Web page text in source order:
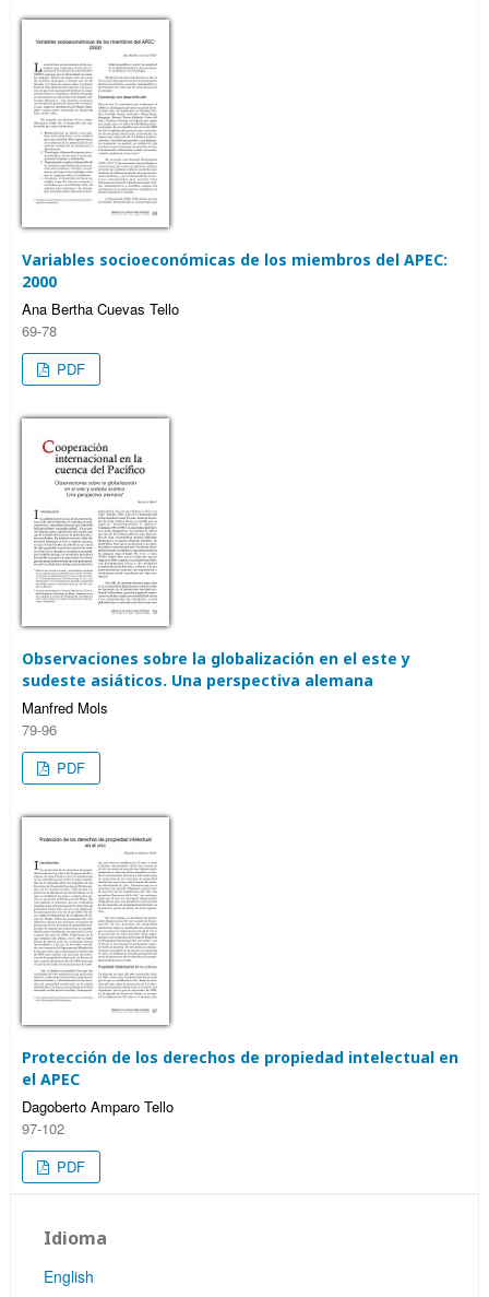
Variables socioeconómicas de los miembros del APEC:
2000
Ana Bertha Cuevas Tello
69-78
PDF
Observaciones sobre la globalización en el este y
sudeste asiáticos. Una perspectiva alemana
Manfred Mols
79-96
PDF
Protección de los derechos de propiedad intelectual en
el APEC
Dagoberto Amparo Tello
97-102
PDF
Idioma
English